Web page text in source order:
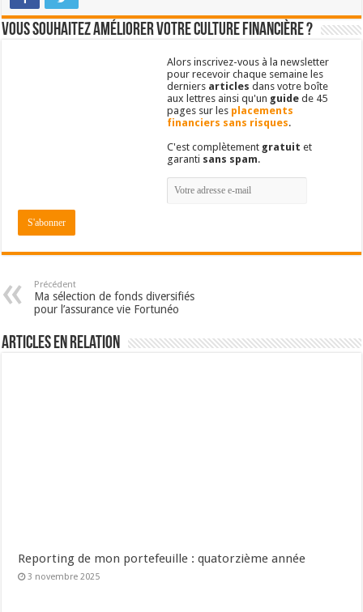
Vous souhaitez améliorer votre culture financière ?
Alors inscrivez-vous à la newsletter
pour recevoir chaque semaine les
derniers articles dans votre boîte
aux lettres ainsi qu'un guide de 45
pages sur les placements
financiers sans risques.
C'est complètement gratuit et
garanti sans spam.
Précédent
Ma sélection de fonds diversifiés
pour l’assurance vie Fortunéo
Articles en relation
Reporting de mon portefeuille : quatorzième année
3 novembre 2025